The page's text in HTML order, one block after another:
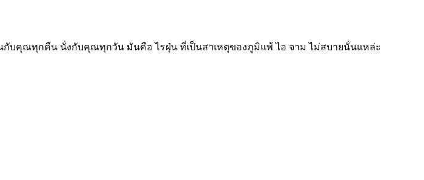
กับคุณทุกคืน นั่งกับคุณทุกวัน มันคือ ไรฝุ่น ที่เป็นสาเหตุของภูมิแพ้ ไอ จาม ไม่สบายนั่นแหล่ะ